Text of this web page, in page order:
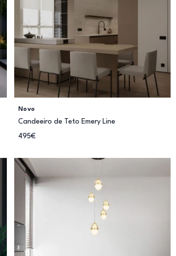
Novo
Candeeiro de Teto Emery Line
495€